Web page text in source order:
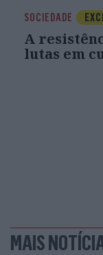
SOCIEDADE
A
lutas em
MAIS